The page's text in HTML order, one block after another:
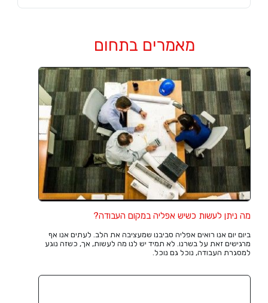
מאמרים בתחום
מה ניתן לעשות כשיש אפליה במקום העבודה?
ביום יום אנו רואים אפליה סביבנו שמעציבה את הלב. לעתים אנו אף
מרגישים זאת על בשרנו. לא תמיד יש לנו מה לעשות, אך, כשזה נוגע
למסגרת העבודה, נוכל גם נוכל.